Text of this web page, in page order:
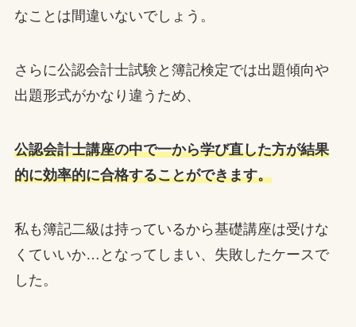
なことは間違いないでしょう。
さらに公認会計士試験と簿記検定では出題傾向や
出題形式がかなり違うため、
公認会計士講座の中で一から学び直した方が結果
的に効率的に合格することができます。
私も簿記二級は持っているから基礎講座は受けな
くていいか…となってしまい、失敗したケースで
した。